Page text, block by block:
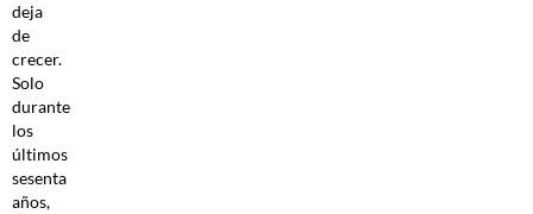
deja
de
crecer.
Solo
durante
los
últimos
sesenta
años,